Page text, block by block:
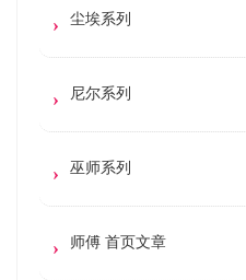
尘埃系列
尼尔系列
巫师系列
师傅 首页文章